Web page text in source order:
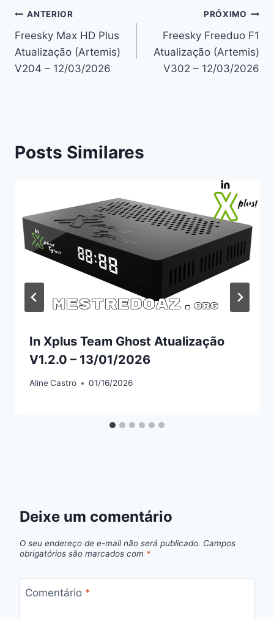
Navegação
de
Post
ANTERIOR
Freesky Max HD Plus
Atualização (Artemis)
V204 – 12/03/2026
PRÓXIMO
Freesky Freeduo F1
Atualização (Artemis)
V302 – 12/03/2026
Posts Similares
In Xplus Team Ghost Atualização
V1.2.0 – 13/01/2026
AlineCastro 01/16/2026
Deixe um comentário
O seu endereço de e-mail não será publicado. Campos
obrigatórios são marcados com *
Comentário *